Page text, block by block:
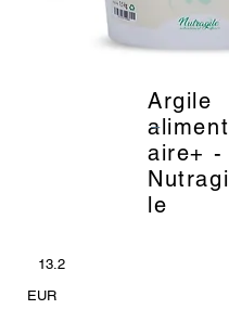
Argile
aliment
aire+ -
Nutragi
le
_
13.2
EUR